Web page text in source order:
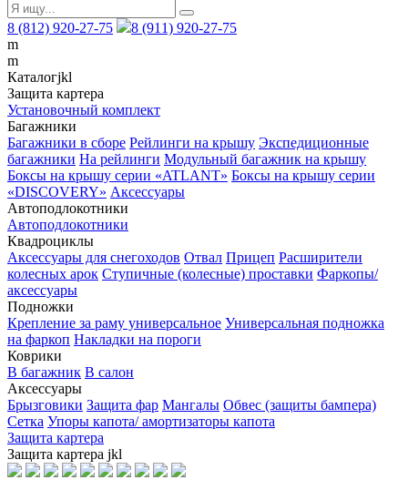
8 (812) 920-27-75
8 (911) 920-27-75
m
m
Каталогjkl
Защита картера
Установочный комплект
Багажники
Багажники в сборе Рейлинги на крышу Экспедиционные
багажники На рейлинги Модульный багажник на крышу
Боксы на крышу серии «ATLANT» Боксы на крышу серии
«DISCOVERY» Аксессуары
Автоподлокотники
Автоподлокотники
Квадроциклы
Аксессуары для снегоходов Отвал Прицеп Расширители
колесных арок Ступичные (колесные) проставки Фаркопы/
аксессуары
Подножки
Крепление за раму универсальное Универсальная подножка
на фаркоп Накладки на пороги
Коврики
В багажник В салон
Аксессуары
Брызговики Защита фар Мангалы Обвес (защиты бампера)
Сетка Упоры капота/ амортизаторы капота
Защита картера
Защита картера jkl